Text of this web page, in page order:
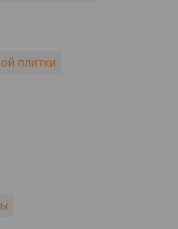
плитки